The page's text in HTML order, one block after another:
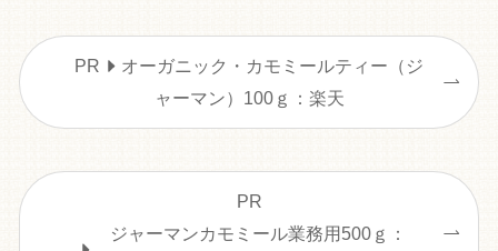
PR
オーガニック・カモミールティー（ジ
ャーマン）100ｇ：楽天
PR
ジャーマンカモミール業務用500ｇ：